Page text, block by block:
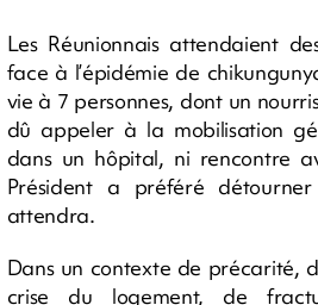
Les Réunionnais attendaient
face à l’épidémie de
vie à 7 personnes, dont un
dû appeler à la mobilisation
dans un hôpital, ni rencontre
Président a préféré détourner
attendra.
Dans un contexte de précarité,
crise du logement, de